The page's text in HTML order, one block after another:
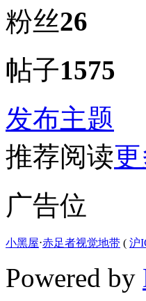
粉丝26
帖子1575
发布主题
推荐阅读
广告位
小黑屋⋅赤足者视觉地带 ( 沪
Powered by